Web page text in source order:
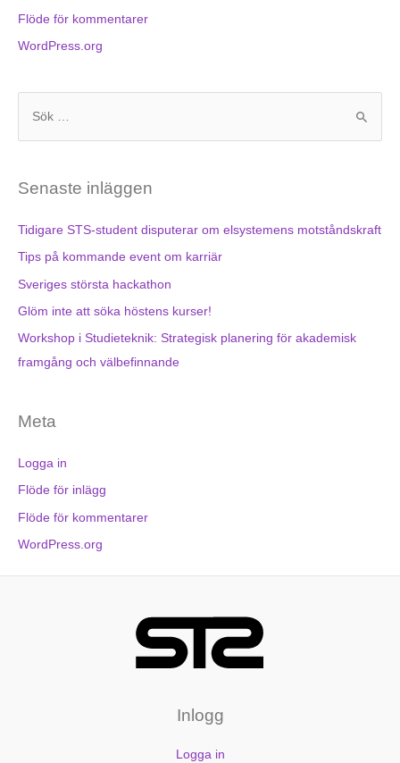
Flöde för kommentarer
WordPress.org
ö
e
r
:
Senaste inläggen
Tidigare STS-student disputerar om elsystemens motståndskraft
Tips på kommande event om karriär
Sveriges största hackathon
Glöm inte att söka höstens kurser!
Workshop i Studieteknik: Strategisk planering för akademisk
framgång och välbefinnande
Meta
Logga in
Flöde för inlägg
Flöde för kommentarer
WordPress.org
Inlogg
Logga in